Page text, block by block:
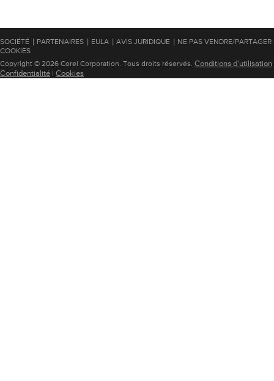
SOCIÉTÉ | PARTENAIRES | EULA | AVIS JURIDIQUE | NE PAS VENDRE/
COOKIES
Copyright © 2026 Corel Corporation. Tous droits réservés. Conditions d'utilisation
Confidentialité | Cookies